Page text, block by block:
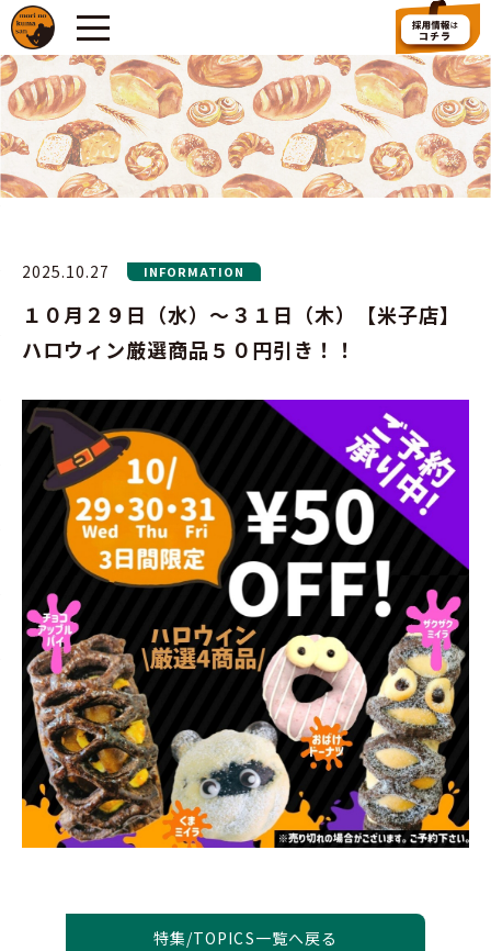
2025.10.27 INFORMATION
１０月２９日（水）～３１日（木）【米子店】
ハロウィン厳選商品５０円引き！！
特集/TOPICS一覧へ戻る